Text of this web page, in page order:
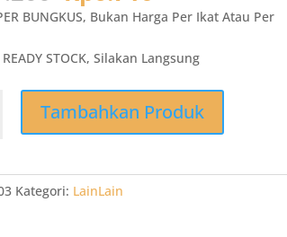
aslinya
adalah:
Rp11.200.
saat
ini
adalah:
Rp6.710.
BUNGKUS, Bukan Harga Per Ikat Atau Per
STOCK, Silakan Langsung
Tambahkan Produk
Kategori: LainLain